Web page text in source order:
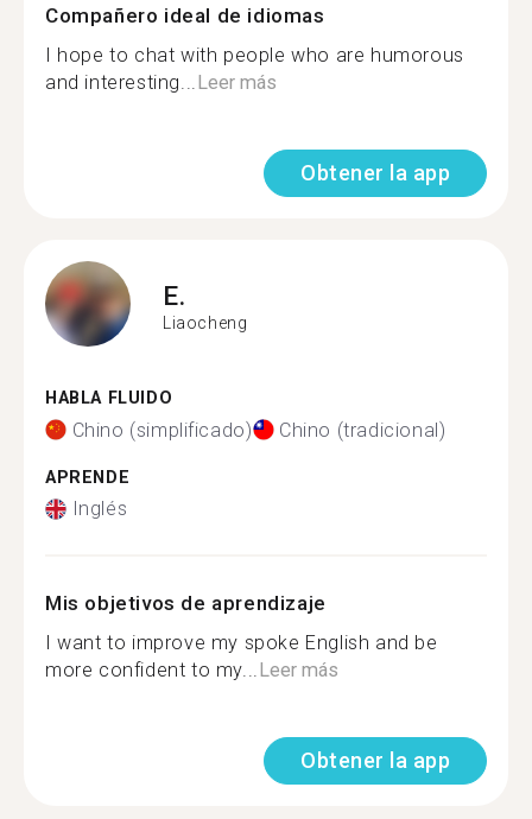
Compañero ideal de idiomas
I hope to chat with people who are humorous
and interesting...Leer más
Obtener la app
E.
Liaocheng
HABLA FLUIDO
Chino (simplificado) Chino (tradicional)
APRENDE
Inglés
Mis objetivos de aprendizaje
I want to improve my spoke English and be
more confident to my...Leer más
Obtener la app